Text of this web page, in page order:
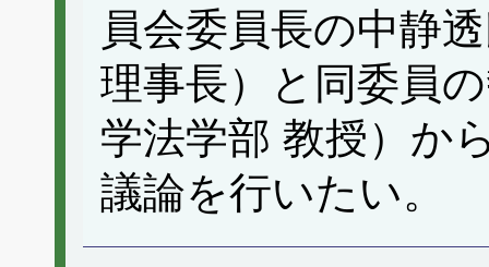
員会委員長の中静
理事長）と同委員
学法学部 教授）か
議論を行いたい。